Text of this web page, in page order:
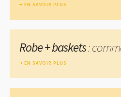
EN SAVOIR PLUS
Robe + baskets:
EN SAVOIR PLUS